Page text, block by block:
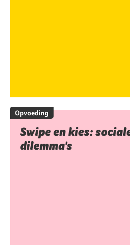
Opvoeding
Swipe en kies:
dilemma's